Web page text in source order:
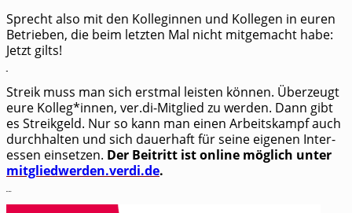
Sprecht also mit den Kol­le­gin­nen und Kol­le­gen in euren
Betrie­ben, die beim letz­ten Mal nicht mit­ge­macht habe:
Jetzt gilts!
Streik muss man sich erst­mal leis­ten kön­nen. Über­zeugt
eure Kolleg*innen, ver.di-Mitglied zu wer­den. Dann gibt
es Streik­geld. Nur so kann man einen Arbeits­kampf auch
durch­hal­ten und sich dau­er­haft für sei­ne eige­nen Inter­
es­sen ein­set­zen. Der Bei­tritt ist online mög­lich unter
mitgliedwerden.verdi.de.